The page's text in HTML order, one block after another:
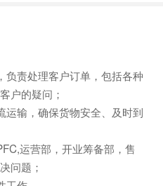
负责处理客户订单，包括各种
户的疑问；
输，确保货物安全、及时到
运营部，开业筹备部，售
问题；